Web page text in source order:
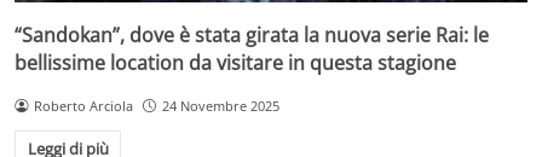
“Sandokan”, dove è stata girata la nuova serie Rai: le
bellissime location da visitare in questa stagione
Roberto Arciola 24 Novembre 2025
Leggi di più